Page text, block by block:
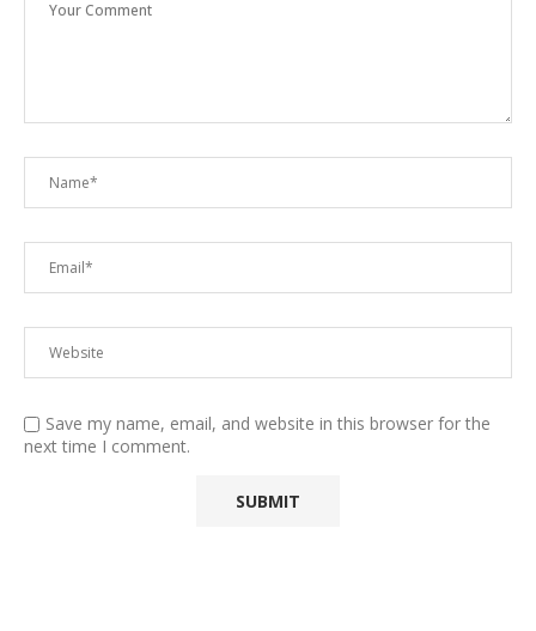
Save my name, email, and website in this browser for the
next time I comment.